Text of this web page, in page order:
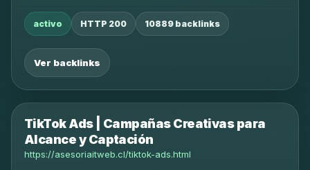
activo HTTP 200 10889 backlinks
Ver backlinks
TikTok Ads | Campañas Creativas para
Alcance y Captación
https://asesoriaitweb.cl/tiktok-ads.html